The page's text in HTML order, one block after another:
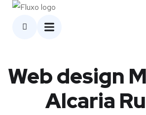
Web design
Alcaria